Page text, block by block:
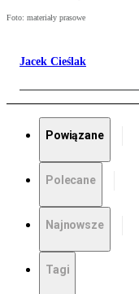
Foto: materiały prasowe
Jacek Cieślak
Powiązane
Polecane
Najnowsze
Tagi